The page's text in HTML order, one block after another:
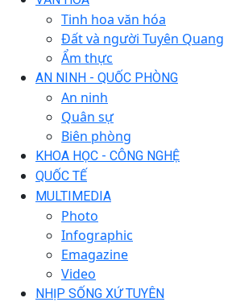
Tinh hoa văn hóa
Đất và người Tuyên Quang
Ẩm thực
AN NINH - QUỐC PHÒNG
An ninh
Quân sự
Biên phòng
KHOA HỌC - CÔNG NGHỆ
QUỐC TẾ
MULTIMEDIA
Photo
Infographic
Emagazine
Video
NHỊP SỐNG XỨ TUYÊN